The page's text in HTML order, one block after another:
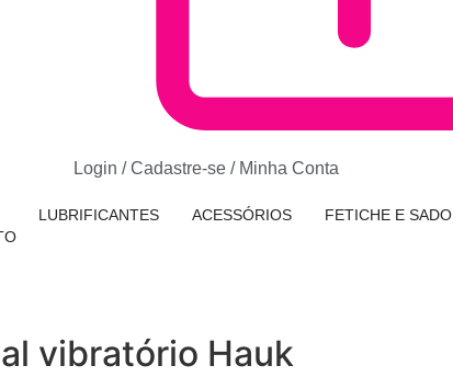
Login / Cadastre-se / Minha Conta
LUBRIFICANTES ACESSÓRIOS FETICHE E SADO
vibratório Hauk